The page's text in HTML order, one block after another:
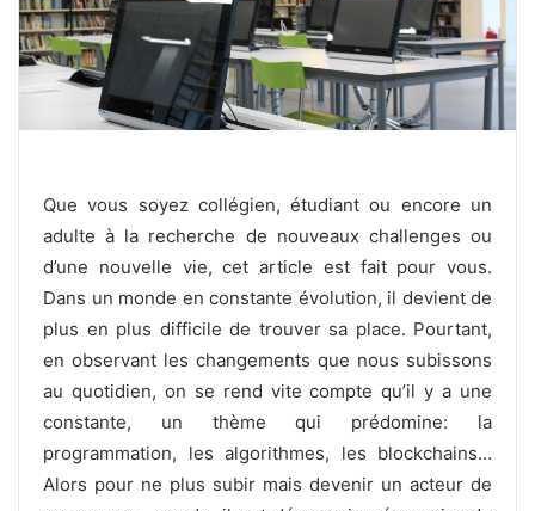
Que vous soyez collégien, étudiant ou encore un
adulte à la recherche de nouveaux challenges ou
d’une nouvelle vie, cet article est fait pour vous.
Dans un monde en constante évolution, il devient de
plus en plus difficile de trouver sa place. Pourtant,
en observant les changements que nous subissons
au quotidien, on se rend vite compte qu’il y a une
constante, un thème qui prédomine: la
programmation, les algorithmes, les blockchains…
Alors pour ne plus subir mais devenir un acteur de